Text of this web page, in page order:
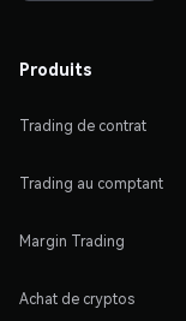
Produits
Trading de contrat
Trading au comptant
Margin Trading
Achat de cryptos